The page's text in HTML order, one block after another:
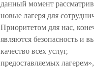
данный момент
новые лагеря для
Приоритетом для нас,
являются безопасность и
качество всех услуг,
предоставляемых